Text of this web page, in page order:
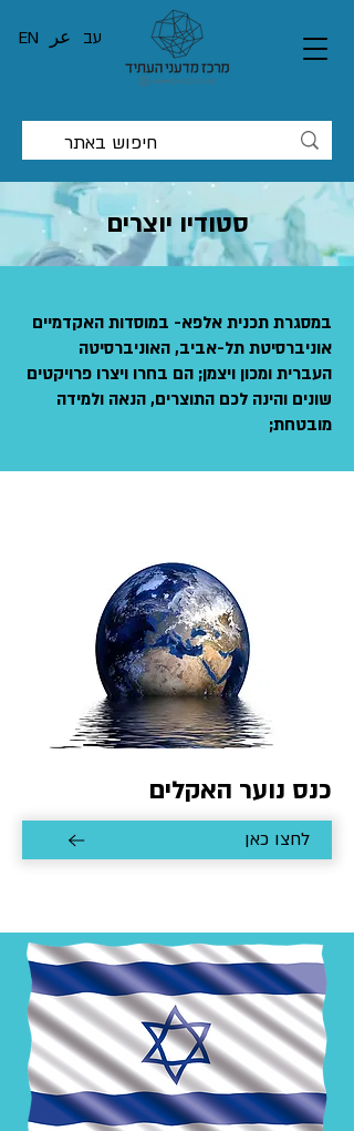
EN عر עב
סטודיו יוצרים
במסגרת תכנית אלפא- במוסדות האקדמיים
אוניברסיטת תל-אביב, האוניברסיטה
העברית ומכון ויצמן; הם בחרו ויצרו פרויקטים
שונים והינה לכם התוצרים, הנאה ולמידה
מובטחת;
כנס נוער האקלים
לחצו כאן